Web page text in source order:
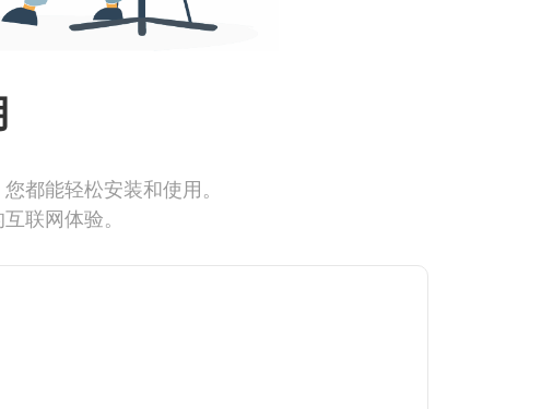
都能轻松安装和使用。
联网体验。